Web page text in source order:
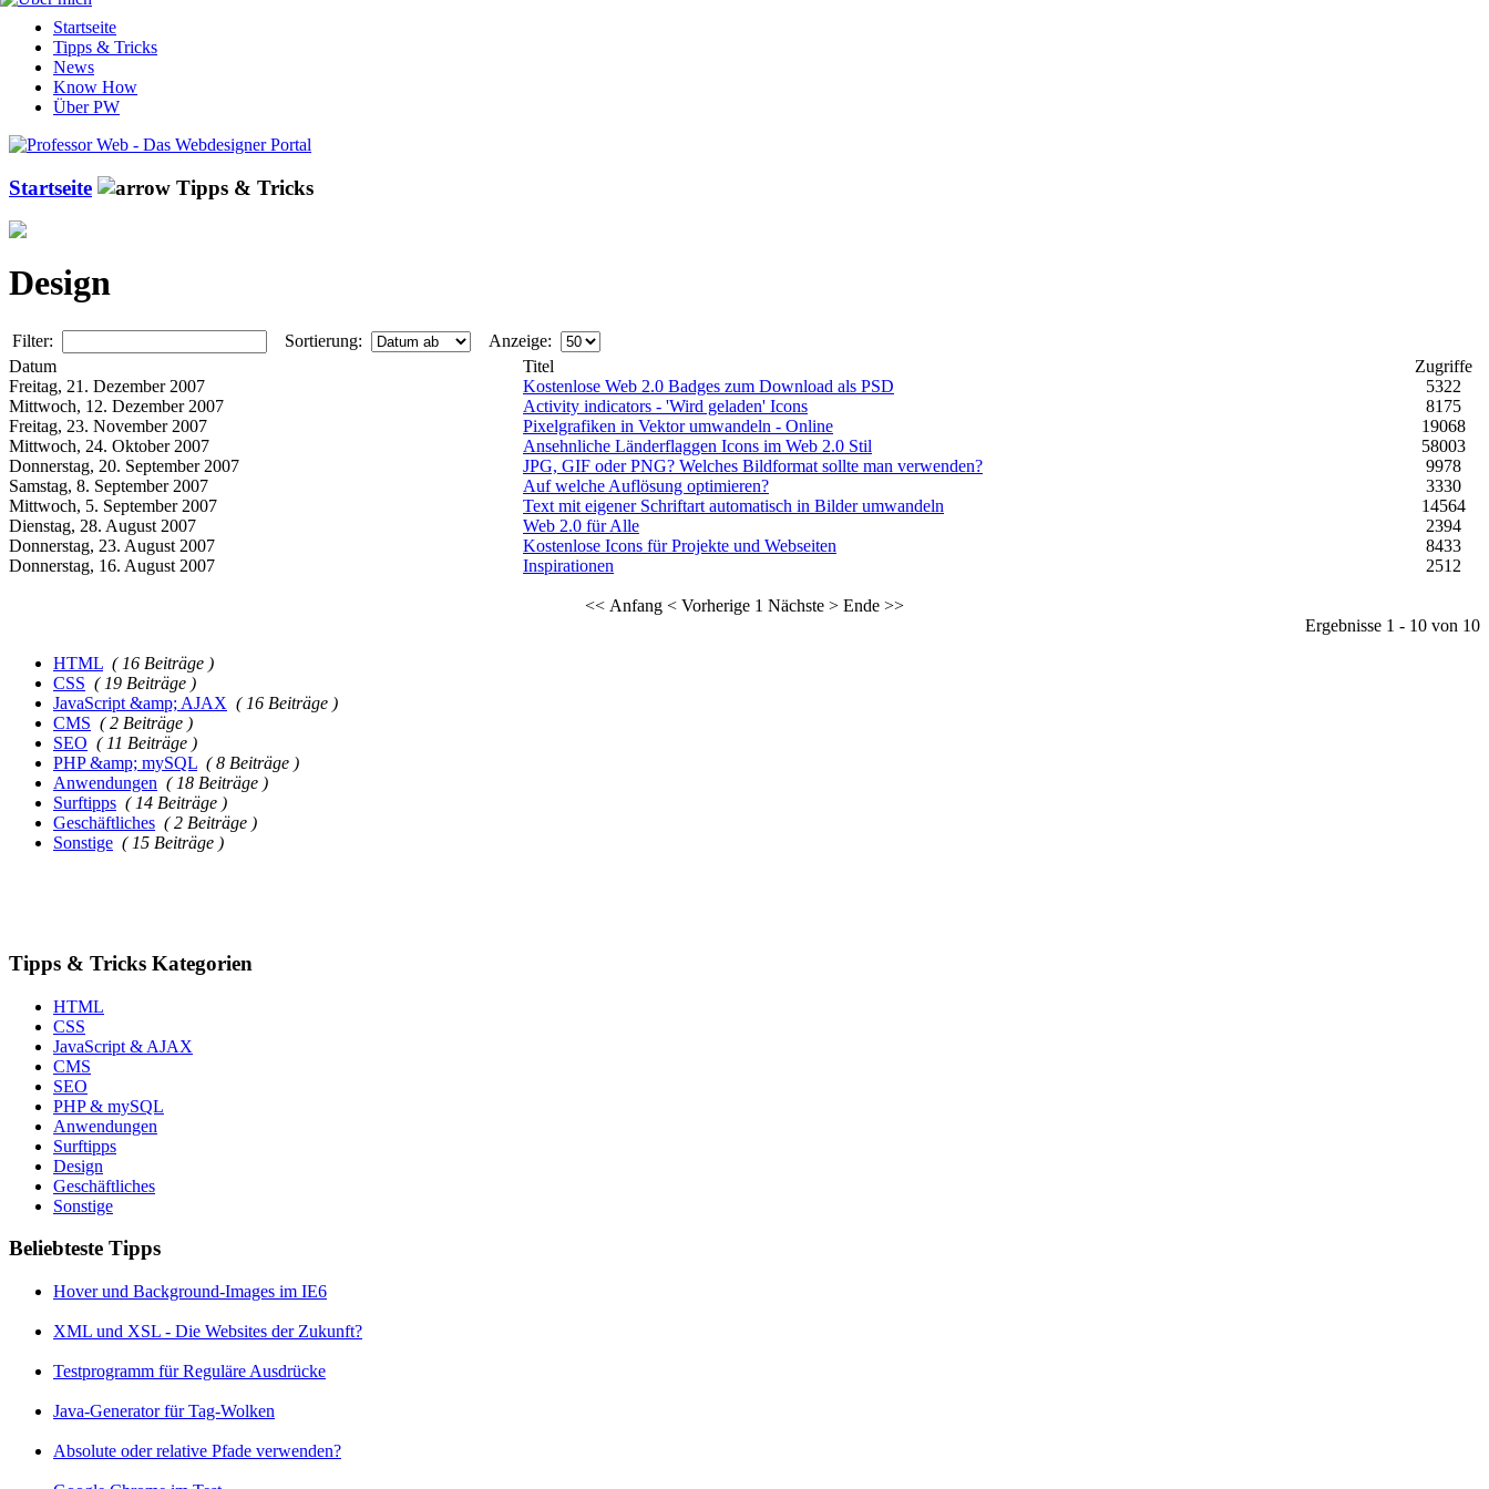
Startseite
Tipps & Tricks
News
Know How
Über PW
Startseite Tipps & Tricks
Design
Filter: Sortierung:
Anzeige:
Datum
Titel
Zugriffe
Freitag, 21. Dezember 2007
Kostenlose Web 2.0 Badges zum Download als PSD
5322
Mittwoch, 12. Dezember 2007
Activity indicators - 'Wird geladen' Icons
8175
Freitag, 23. November 2007
Pixelgrafiken in Vektor umwandeln - Online
19068
Mittwoch, 24. Oktober 2007
Ansehnliche Länderflaggen Icons im Web 2.0 Stil
58003
Donnerstag, 20. September 2007
JPG, GIF oder PNG? Welches Bildformat sollte man verwenden?
9978
Samstag, 8. September 2007
Auf welche Auflösung optimieren?
3330
Mittwoch, 5. September 2007
Text mit eigener Schriftart automatisch in Bilder umwandeln
14564
Dienstag, 28. August 2007
Web 2.0 für Alle
2394
Donnerstag, 23. August 2007
Kostenlose Icons für Projekte und Webseiten
8433
Donnerstag, 16. August 2007
Inspirationen 2512
<< Anfang < Vorherige 1 Nächste > Ende >>
Ergebnisse 1 - 10 von 10
HTML ( 16 Beiträge )
CSS ( 19 Beiträge )
JavaScript &amp; AJAX ( 16 Beiträge )
CMS ( 2 Beiträge )
SEO ( 11 Beiträge )
PHP &amp; mySQL ( 8 Beiträge )
Anwendungen ( 18 Beiträge )
Surftipps ( 14 Beiträge )
Geschäftliches ( 2 Beiträge )
Sonstige ( 15 Beiträge )
Tipps & Tricks Kategorien
HTML
CSS
JavaScript & AJAX
CMS
SEO
PHP & mySQL
Anwendungen
Surftipps
Design
Geschäftliches
Sonstige
Beliebteste Tipps
Hover und Background-Images im IE6
XML und XSL - Die Websites der Zukunft?
Testprogramm für Reguläre Ausdrücke
Java-Generator für Tag-Wolken
Absolute oder relative Pfade verwenden?